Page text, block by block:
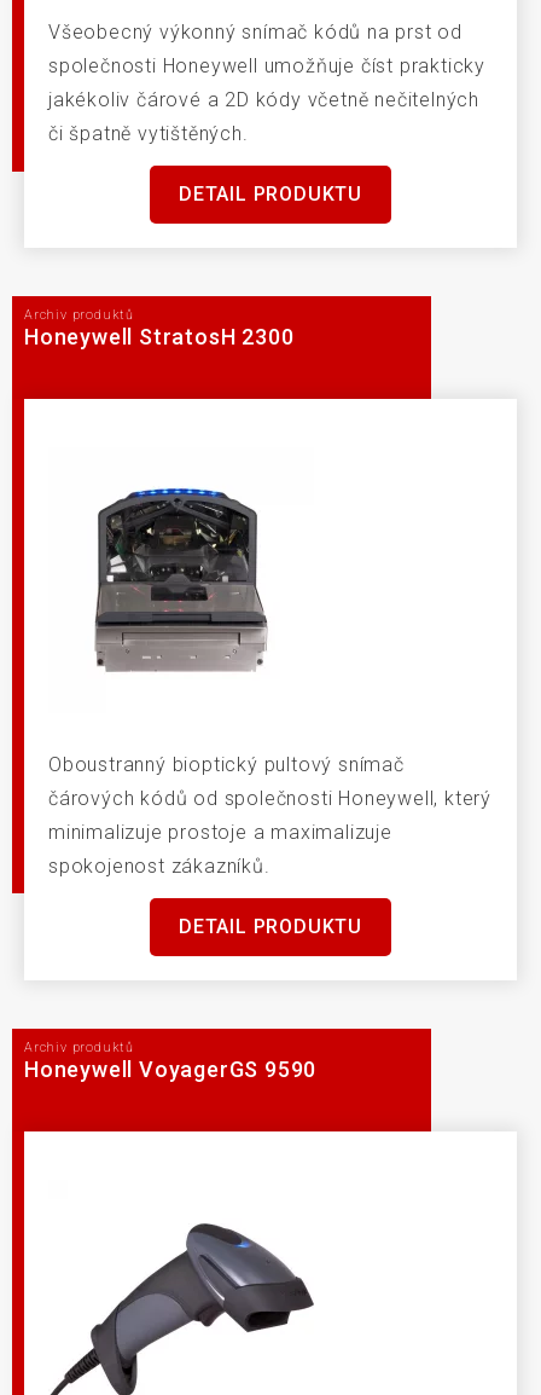
Všeobecný výkonný snímač kódů na prst od
společnosti Honeywell umožňuje číst prakticky
jakékoliv čárové a 2D kódy včetně nečitelných
či špatně vytištěných.
DETAIL PRODUKTU
Archiv produktů
Honeywell StratosH 2300
Oboustranný bioptický pultový snímač
čárových kódů od společnosti Honeywell, který
minimalizuje prostoje a maximalizuje
spokojenost zákazníků.
DETAIL PRODUKTU
Archiv produktů
Honeywell VoyagerGS 9590